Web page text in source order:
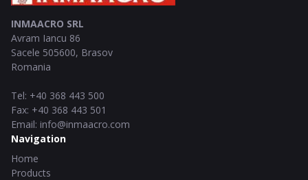
INMAACRO SRL
Avram Iancu 86
Sacele 505600, Brasov
Romania
Tel: +40 368 443 500
Fax: +40 368 443 501
Email: info@inmaacro.com
Navigation
Home
Products